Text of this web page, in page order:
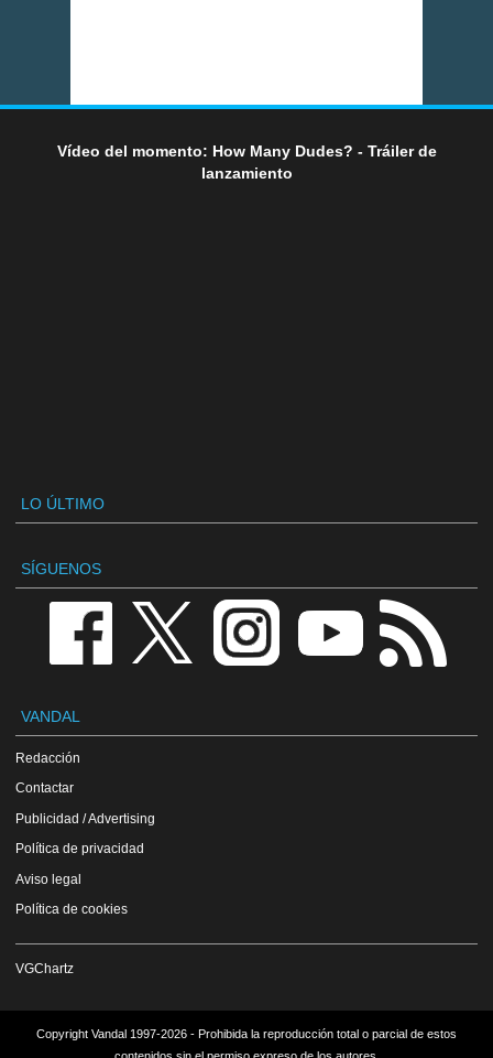
Vídeo del momento: How Many Dudes? - Tráiler de
lanzamiento
LO ÚLTIMO
SÍGUENOS
VANDAL
Redacción
Contactar
Publicidad / Advertising
Política de privacidad
Aviso legal
Política de cookies
VGChartz
Copyright Vandal 1997-2026 - Prohibida la reproducción total o parcial de estos